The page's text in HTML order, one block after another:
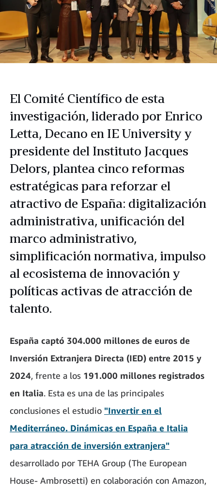
El Comité Científico de esta
investigación, liderado por Enrico
Letta, Decano en IE University y
presidente del Instituto Jacques
Delors, plantea cinco reformas
estratégicas para reforzar el
atractivo de España: digitalización
administrativa, unificación del
marco administrativo,
simplificación normativa, impulso
al ecosistema de innovación y
políticas activas de atracción de
talento.
España captó 304.000 millones de euros de
Inversión Extranjera Directa (IED) entre 2015 y
2024, frente a los 191.000 millones registrados
en Italia. Esta es una de las principales
conclusiones el estudio "Invertir en el
Mediterráneo. Dinámicas en España e Italia
para atracción de inversión extranjera"
desarrollado por TEHA Group (The European
House- Ambrosetti) en colaboración con Amazon,